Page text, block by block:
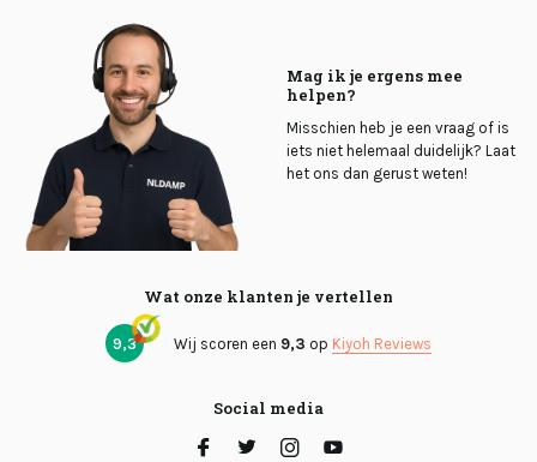
Mag ik je ergens mee
helpen?
Misschien heb je een vraag of is
iets niet helemaal duidelijk? Laat
het ons dan gerust weten!
Wat onze klanten je vertellen
9,3 Wij scoren een 9,3 op Kiyoh Reviews
Social media